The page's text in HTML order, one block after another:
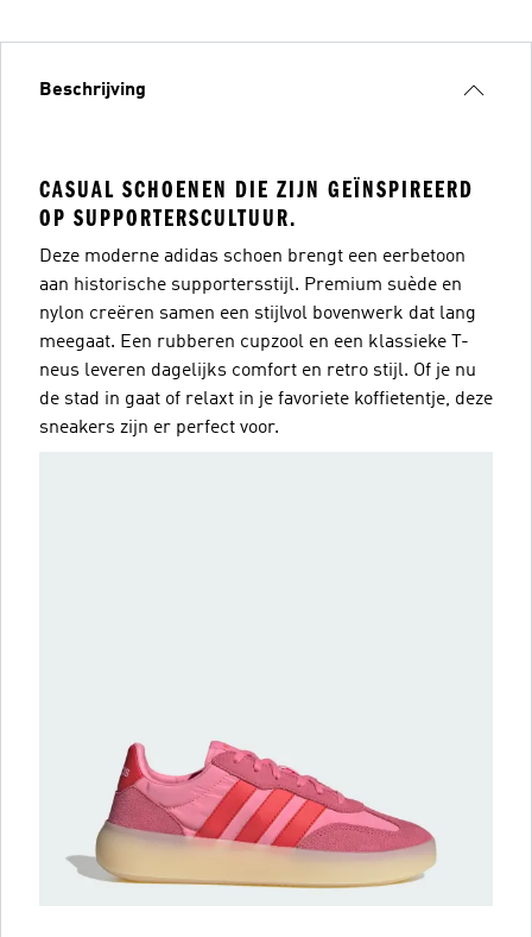
Beschrijving
CASUAL SCHOENEN DIE ZIJN GEÏNSPIREERD
OP SUPPORTERSCULTUUR.
Deze moderne adidas schoen brengt een eerbetoon
aan historische supportersstijl. Premium suède en
nylon creëren samen een stijlvol bovenwerk dat lang
meegaat. Een rubberen cupzool en een klassieke T-
neus leveren dagelijks comfort en retro stijl. Of je nu
de stad in gaat of relaxt in je favoriete koffietentje, deze
sneakers zijn er perfect voor.